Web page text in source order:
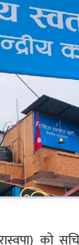
(रास्वपा) को